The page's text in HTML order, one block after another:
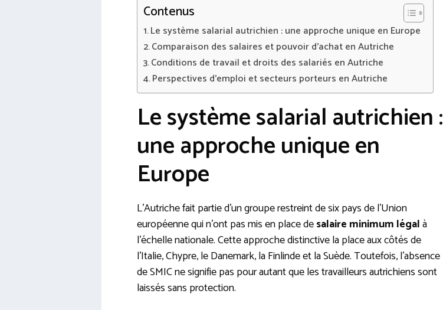
Contenus
Le système salarial autrichien : une approche unique en Europe
Comparaison des salaires et pouvoir d’achat en Autriche
Conditions de travail et droits des salariés en Autriche
Perspectives d’emploi et secteurs porteurs en Autriche
Le système salarial autrichien :
une approche unique en
Europe
L’Autriche fait partie d’un groupe restreint de six pays de l’Union
européenne qui n’ont pas mis en place desalaire minimum légalà
l’échelle nationale. Cette approche distinctive la place aux côtés de
l’Italie, Chypre, le Danemark, la Finlinde et la Suède. Toutefois, l’absence
de SMIC ne signifie pas pour autant que les travailleurs autrichiens sont
laissés sans protection.